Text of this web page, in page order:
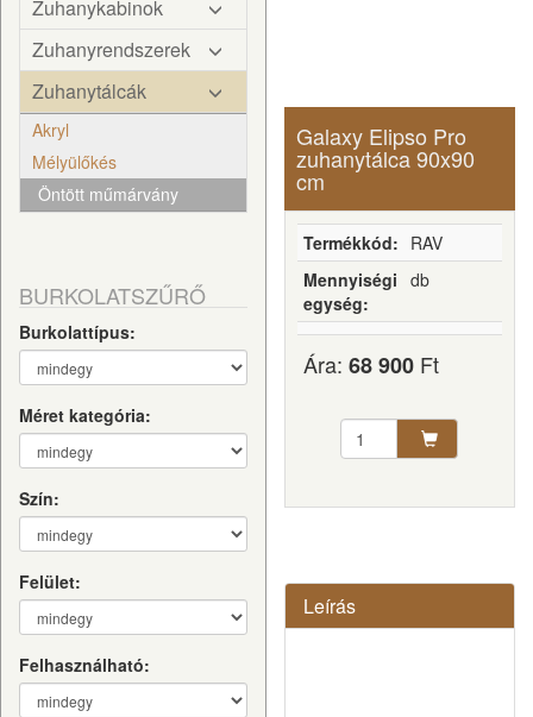
Zuhanykabinok
Zuhanyrendszerek
Zuhanytálcák
Akryl
Mélyülőkés
Öntött műmárvány
BURKOLATSZŰRŐ
Burkolattípus:
Méret kategória:
Szín:
Felület:
Felhasználható:
Galaxy Elipso Pro
zuhanytálca 90x90
cm
Termékkód: RAV
Mennyiségi
egység:
db
Ára: 68 900 Ft
Leírás